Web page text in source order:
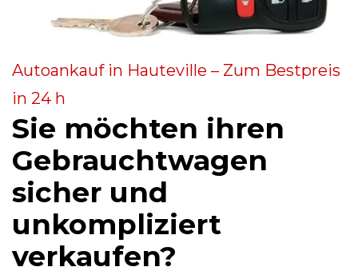
Autoankauf in Hauteville – Zum Bestpreis
in 24 h
Sie möchten ihren
Gebrauchtwagen
sicher und
unkompliziert
verkaufen?